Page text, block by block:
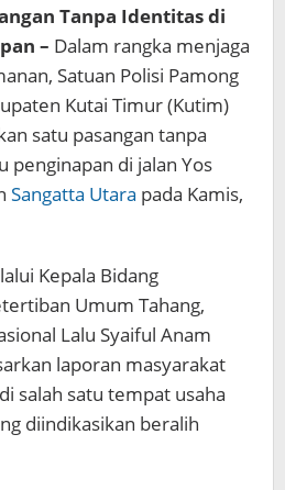
Tanpa Identitas di
– Dalam rangka menjaga
Satuan Polisi Pamong
Kutai Timur (Kutim)
satu pasangan tanpa
penginapan di jalan Yos
Sangatta Utara pada Kamis,
Kepala Bidang
Umum Tahang,
Lalu Syaiful Anam
laporan masyarakat
salah satu tempat usaha
diindikasikan beralih